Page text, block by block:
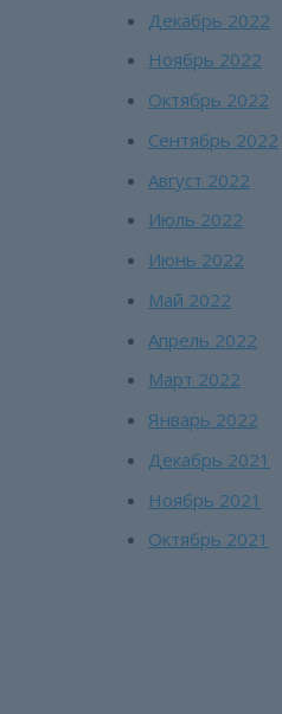
Декабрь 2022
Ноябрь 2022
Октябрь 2022
Сентябрь 2022
Август 2022
Июль 2022
Июнь 2022
Май 2022
Апрель 2022
Март 2022
Январь 2022
Декабрь 2021
Ноябрь 2021
Октябрь 2021